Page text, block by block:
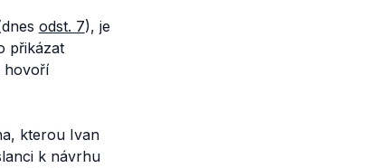
odst. 7), je
přikázat
hovoří
kterou Ivan
k návrhu